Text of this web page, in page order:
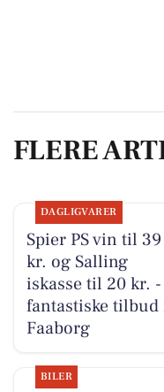
FLERE
DAGLIGVARER
Spier PS vin til 39
kr. og Salling
iskasse til 20 kr. -
fantastiske tilbud
Faaborg
BILER